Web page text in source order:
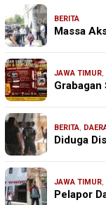
BERITA
Massa
JAWA TIMUR,
Grabagan
BERITA,
Diduga
JAWA TIMUR,
Pelapor